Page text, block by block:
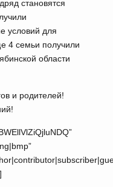
становятся
условий для
4 семьи получили
области
и родителей!